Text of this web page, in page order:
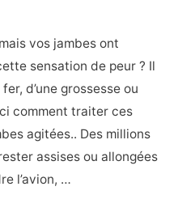
vos jambes ont
sensation de peur ? Il
d’une grossesse ou
comment traiter ces
agitées.. Des millions
assises ou allongées
l’avion, …